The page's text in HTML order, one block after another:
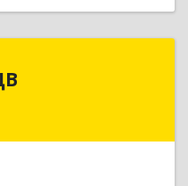
край, Хабаровск г,